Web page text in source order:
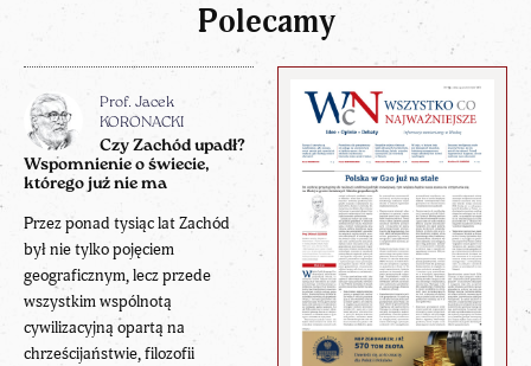
Polecamy
Prof. Jacek
KORONACKI
Czy Zachód upadł?
Wspomnienie o świecie,
którego już nie ma
Przez ponad tysiąc lat Zachód
był nie tylko pojęciem
geograficznym, lecz przede
wszystkim wspólnotą
cywilizacyjną opartą na
chrześcijaństwie, filozofii